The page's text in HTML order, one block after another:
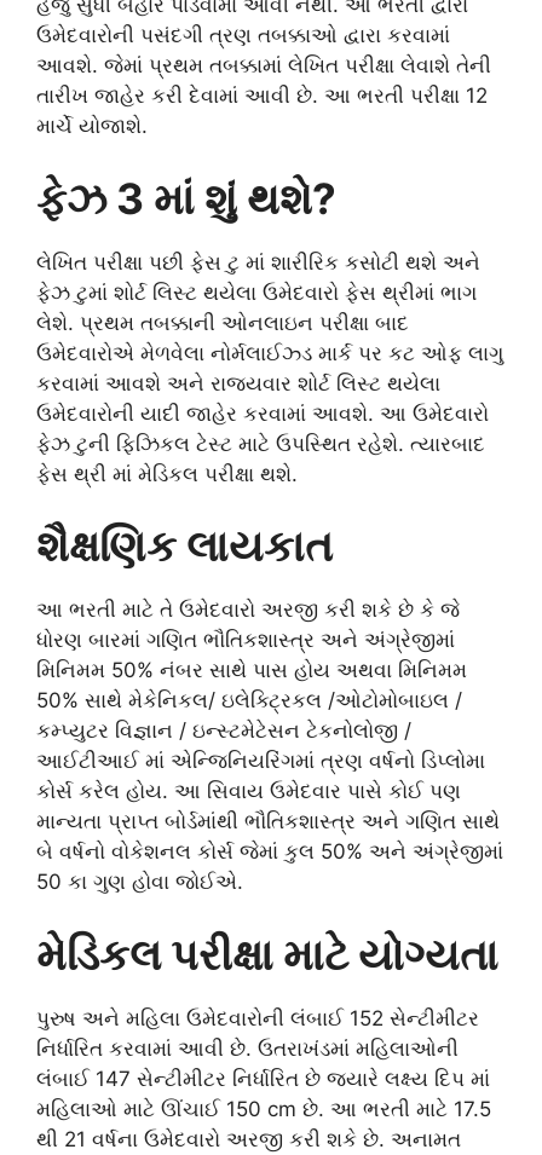
હજુ સુધી બહાર પાડવામાં આવી નથી. આ ભરતી દ્વારા
ઉમેદવારોની પસંદગી ત્રણ તબક્કાઓ દ્વારા કરવામાં
આવશે. જેમાં પ્રથમ તબક્કામાં લેખિત પરીક્ષા લેવાશે તેની
તારીખ જાહેર કરી દેવામાં આવી છે. આ ભરતી પરીક્ષા 12
માર્ચે યોજાશે.
ફેઝ 3 માં શું થશે?
લેખિત પરીક્ષા પછી ફેસ ટુ માં શારીરિક કસોટી થશે અને
ફેઝ ટુમાં શોર્ટ લિસ્ટ થયેલા ઉમેદવારો ફેસ થ્રીમાં ભાગ
લેશે. પ્રથમ તબક્કાની ઓનલાઇન પરીક્ષા બાદ
ઉમેદવારોએ મેળવેલા નોર્મલાઈઝ્ડ માર્ક પર કટ ઓફ લાગુ
કરવામાં આવશે અને રાજ્યવાર શોર્ટ લિસ્ટ થયેલા
ઉમેદવારોની યાદી જાહેર કરવામાં આવશે. આ ઉમેદવારો
ફેઝ ટુની ફિઝિકલ ટેસ્ટ માટે ઉપસ્થિત રહેશે. ત્યારબાદ
ફેસ થ્રી માં મેડિકલ પરીક્ષા થશે.
શૈક્ષણિક લાયકાત
આ ભરતી માટે તે ઉમેદવારો અરજી કરી શકે છે કે જે
ધોરણ બારમાં ગણિત ભૌતિકશાસ્ત્ર અને અંગ્રેજીમાં
મિનિમમ 50% નંબર સાથે પાસ હોય અથવા મિનિમમ
50% સાથે મેકેનિકલ/ ઇલેક્ટ્રિકલ /ઓટોમોબાઇલ /
કમ્પ્યુટર વિજ્ઞાન / ઇન્સ્ટમેટેસન ટેકનોલોજી /
આઈટીઆઈ માં એન્જિનિયરિંગમાં ત્રણ વર્ષનો ડિપ્લોમા
કોર્સ કરેલ હોય. આ સિવાય ઉમેદવાર પાસે કોઈ પણ
માન્યતા પ્રાપ્ત બોર્ડમાંથી ભૌતિકશાસ્ત્ર અને ગણિત સાથે
બે વર્ષનો વોકેશનલ કોર્સ જેમાં કુલ 50% અને અંગ્રેજીમાં
50 કા ગુણ હોવા જોઈએ.
મેડિકલ પરીક્ષા માટે યોગ્યતા
પુરુષ અને મહિલા ઉમેદવારોની લંબાઈ 152 સેન્ટીમીટર
નિર્ધારિત કરવામાં આવી છે. ઉતરાખંડમાં મહિલાઓની
લંબાઈ 147 સેન્ટીમીટર નિર્ધારિત છે જ્યારે લક્ષ્ય દિપ માં
મહિલાઓ માટે ઊંચાઈ 150 cm છે. આ ભરતી માટે 17.5
થી 21 વર્ષના ઉમેદવારો અરજી કરી શકે છે. અનામત